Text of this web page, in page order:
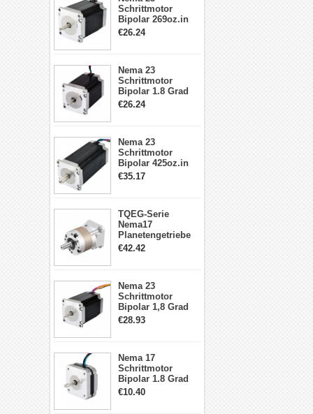
Schrittmotor
Bipolar 269oz.in
2,8A 57x57x76mm
€26.24
Nema 23
Schrittmotor
Bipolar 1.8 Grad
1.9Nm 3A 3.36V 4
€26.24
Nema 23
Schrittmotor
Bipolar 425oz.in
4.2A 57x57x114mm
€35.17
TQEG-Serie
Nema17
Planetengetriebe
5:1 Spiel 15Arc-
€42.42
Nema 23
Schrittmotor
Bipolar 1,8 Grad
2,83Nm 4 A 2,26V
€28.93
Nema 17
Schrittmotor
Bipolar 1.8 Grad
8.7Ncm 1A 3.5V 4
€10.40